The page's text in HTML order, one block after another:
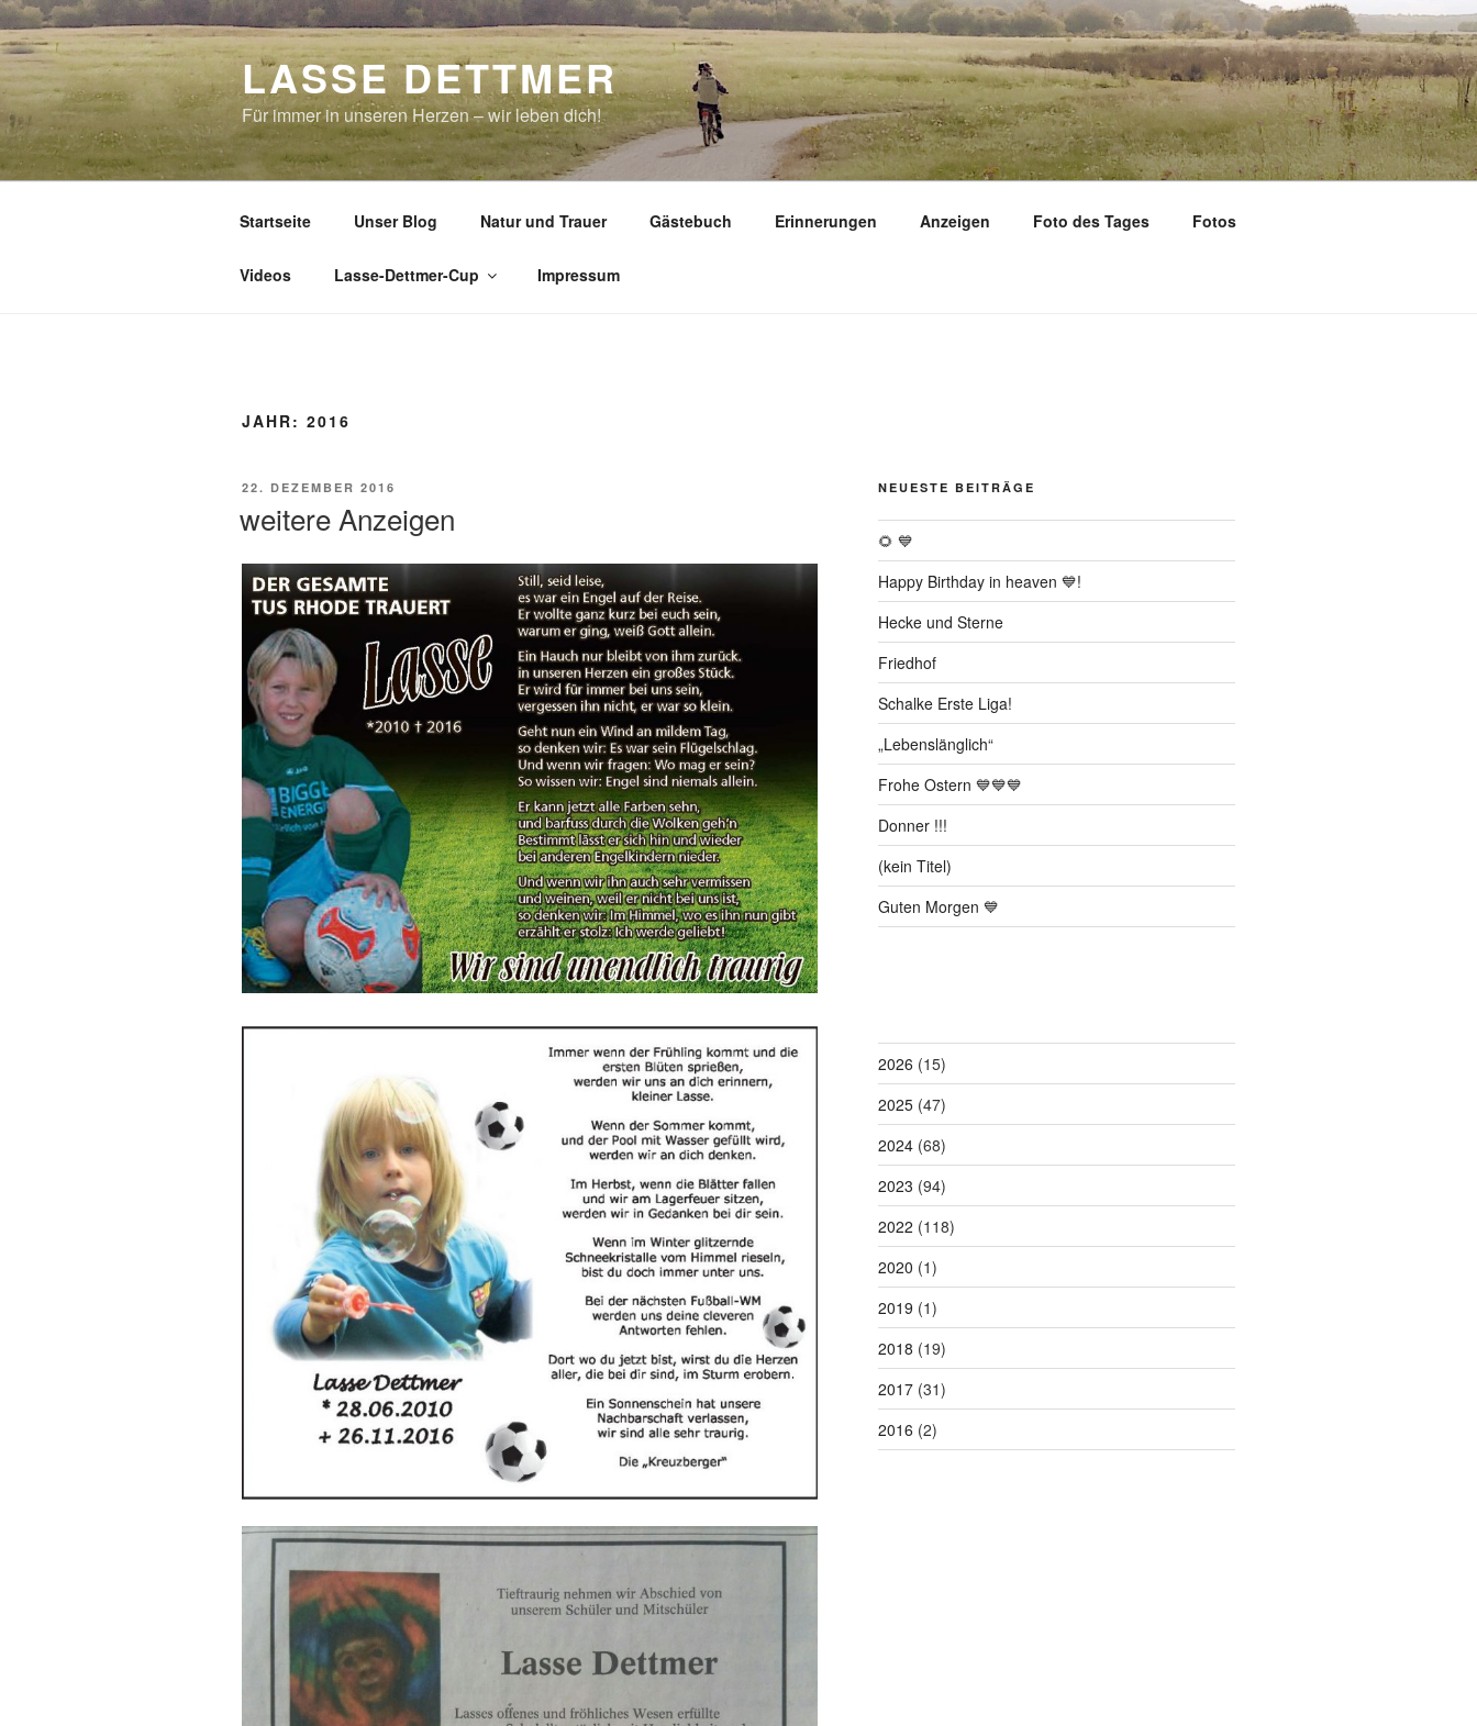
Zum
Inhalt
springen
LASSE DETTMER
Für immer in unseren Herzen – wir leben dich!
Startseite Unser Blog Natur und Trauer Gästebuch Erinnerungen Anzeigen Foto des Tages Fotos
Videos Lasse-Dettmer-Cup Impressum
JAHR: 2016
VERÖFFENTLICHT
22. DEZEMBER 2016
weitere Anzeigen
NEUESTE BEITRÄGE
🌻 💙
Happy Birthday in heaven 💙!
Hecke und Sterne
Friedhof
Schalke Erste Liga!
„Lebenslänglich“
Frohe Ostern 💙💙💙
Donner !!!
(kein Titel)
Guten Morgen 💙
2026 (15)
2025(47)
2024(68)
2023 (94)
2022 (118)
2020 (1)
2019 (1)
2018 (19)
2017(31)
2016 (2)